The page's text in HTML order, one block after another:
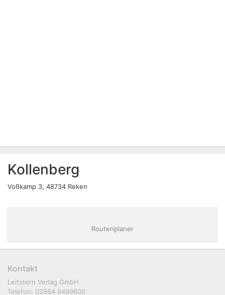
Kollenberg
Voßkamp 3, 48734 Reken
Routenplaner
Kontakt
Leitstern Verlag GmbH
Telefon: 02864 9499600